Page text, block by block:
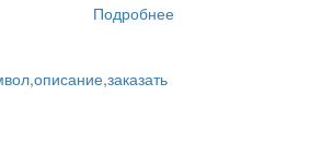
Подробнее